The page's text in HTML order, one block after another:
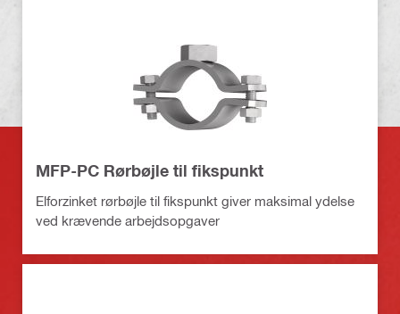
MFP-PC Rørbøjle til fikspunkt
Elforzinket rørbøjle til fikspunkt giver maksimal ydelse
ved krævende arbejdsopgaver